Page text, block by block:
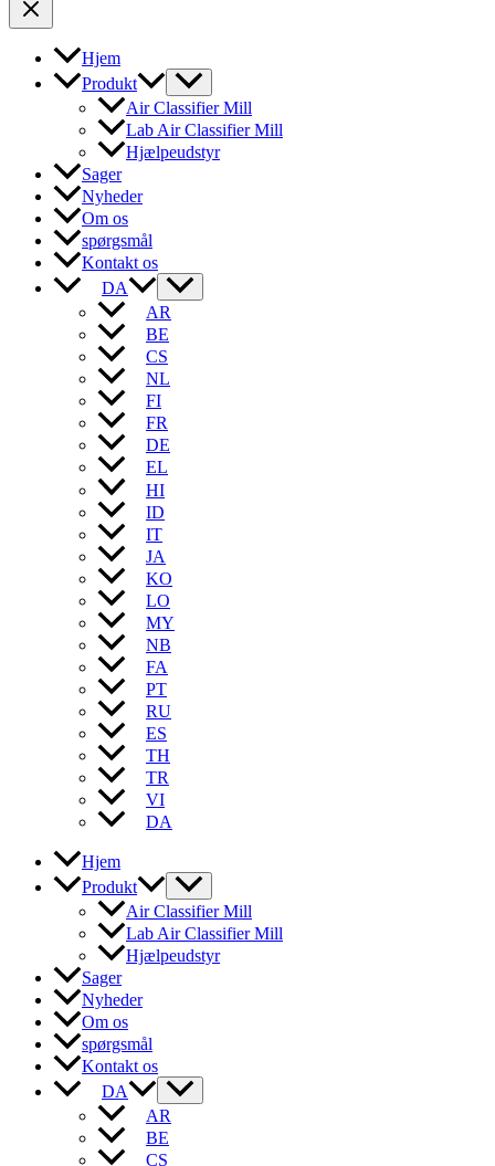
Hjem
Produkt
Air Classifier Mill
Lab Air Classifier Mill
Hjælpeudstyr
Sager
Nyheder
Om os
spørgsmål
Kontakt os
DA
AR
BE
CS
NL
FI
FR
DE
EL
HI
ID
IT
JA
KO
LO
MY
NB
FA
PT
RU
ES
TH
TR
VI
DA
Hjem
Produkt
Air Classifier Mill
Lab Air Classifier Mill
Hjælpeudstyr
Sager
Nyheder
Om os
spørgsmål
Kontakt os
DA
AR
BE
CS